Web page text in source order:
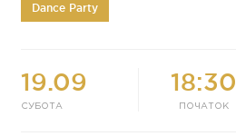
Dance Party
19.09
СУБОТА
18:30
ПОЧАТОК